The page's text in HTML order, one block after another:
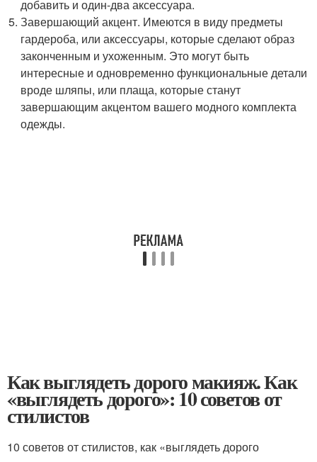
добавить и один-два аксессуара.
Завершающий акцент. Имеются в виду предметы
гардероба, или аксессуары, которые сделают образ
законченным и ухоженным. Это могут быть
интересные и одновременно функциональные детали
вроде шляпы, или плаща, которые станут
завершающим акцентом вашего модного комплекта
одежды.
Как выглядеть дорого макияж. Как
«выглядеть дорого»: 10 советов от
стилистов
10 советов от стилистов, как «выглядеть дорого